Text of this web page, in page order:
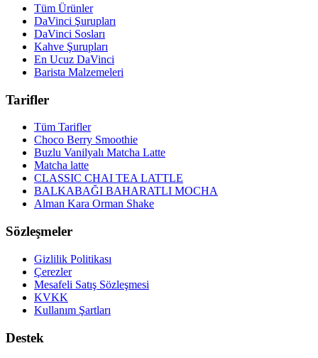
Tüm Ürünler
DaVinci Şurupları
DaVinci Sosları
Kahve Şurupları
En Ucuz DaVinci
Barista Malzemeleri
Tarifler
Tüm Tarifler
Choco Berry Smoothie
Buzlu Vanilyalı Matcha Latte
Matcha latte
CLASSIC CHAI TEA LATTLE
BALKABAĞI BAHARATLI MOCHA
Alman Kara Orman Shake
Sözleşmeler
Gizlilik Politikası
Çerezler
Mesafeli Satış Sözleşmesi
KVKK
Kullanım Şartları
Destek